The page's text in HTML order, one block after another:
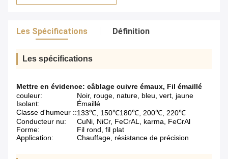
Les Spécifications Définition
Les spécifications
Mettre en évidence: câblage cuivre émaux, Fil émaillé
couleur:
Noir, rouge, nature, bleu, vert, jaune
Isolant:
Émaillé
Classe d'humeur ::133℃, 150℃180℃, 200℃, 220℃
Conducteur nu:
CuNi, NiCr, FeCrAL, karma, FeCrAl
Forme:
Fil rond, fil plat
Application:
Chauffage, résistance de précision